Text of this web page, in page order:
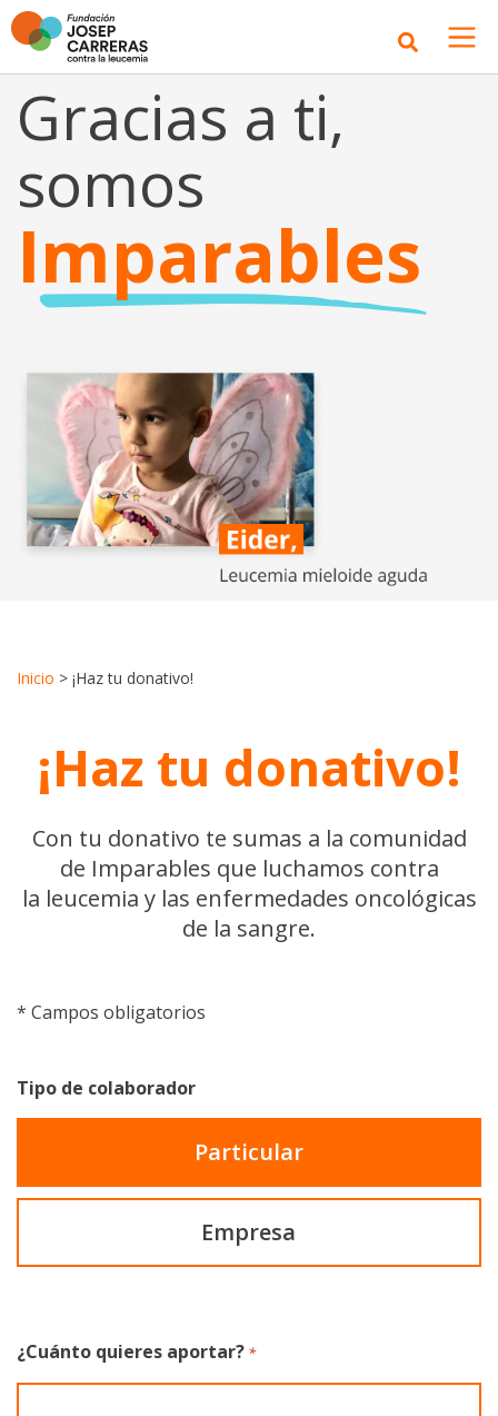
Gracias a ti,
somos
Imparables
Inicio > ¡Haz tu donativo!
¡Haz tu donativo!
Con tu donativo te sumas a la comunidad
de Imparables que luchamos contra
la leucemia y las enfermedades oncológicas
de la sangre.
* Campos obligatorios
Tipo de colaborador
Particular
Empresa
¿Cuánto quieres aportar? *